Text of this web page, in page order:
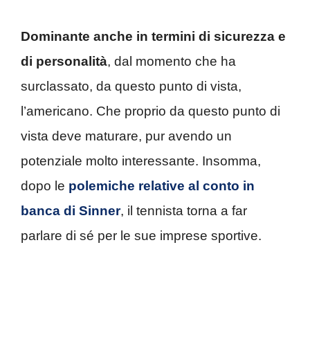
Dominante anche in termini di sicurezza e
di personalità, dal momento che ha
surclassato, da questo punto di vista,
l’americano. Che proprio da questo punto di
vista deve maturare, pur avendo un
potenziale molto interessante. Insomma,
dopo le polemiche relative al conto in
banca di Sinner, il tennista torna a far
parlare di sé per le sue imprese sportive.